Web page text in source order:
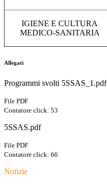
IGIENE E CULTURA
MEDICO-SANITARIA
Allegati
Programmi svolti 5SSAS_1.pdf
File PDF
Contatore click: 53
5SSAS.pdf
File PDF
Contatore click: 66
Notizie